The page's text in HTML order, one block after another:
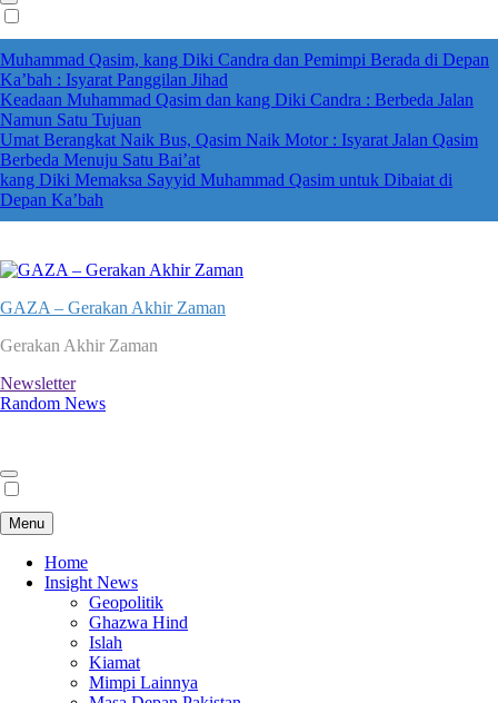
Muhammad Qasim, kang Diki Candra dan Pemimpi Berada di Depan
Ka’bah : Isyarat Panggilan Jihad
Keadaan Muhammad Qasim dan kang Diki Candra : Berbeda Jalan
Namun Satu Tujuan
Umat Berangkat Naik Bus, Qasim Naik Motor : Isyarat Jalan Qasim
Berbeda Menuju Satu Bai’at
kang Diki Memaksa Sayyid Muhammad Qasim untuk Dibaiat di
Depan Ka’bah
GAZA – Gerakan Akhir Zaman
Gerakan Akhir Zaman
Newsletter
Random News
Menu
Home
Insight News
Geopolitik
Ghazwa Hind
Islah
Kiamat
Mimpi Lainnya